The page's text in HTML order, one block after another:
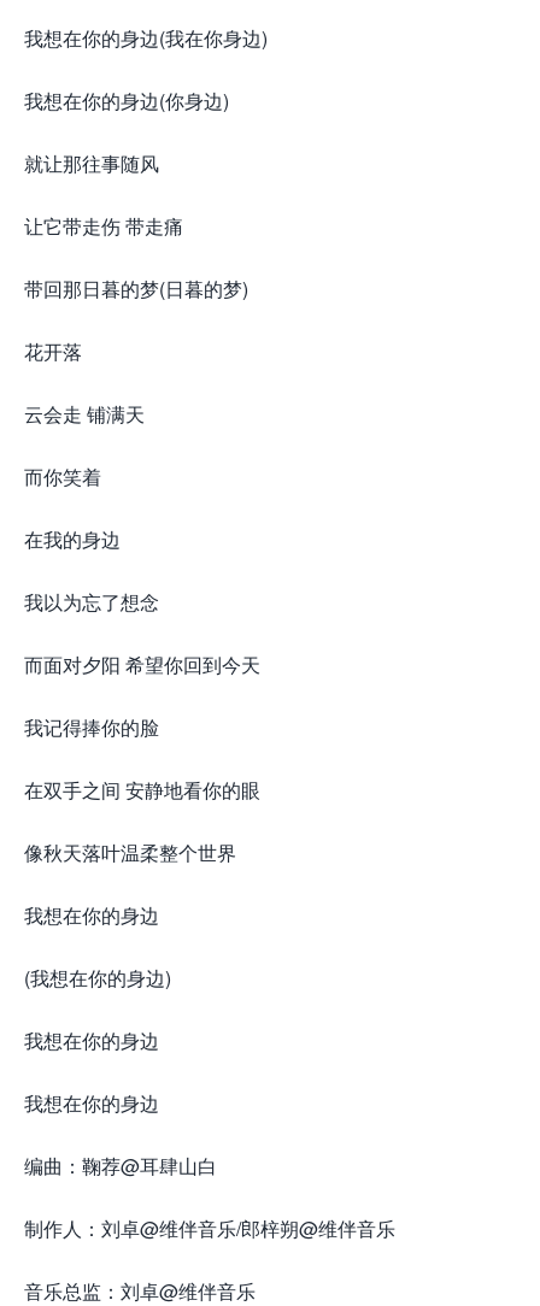
我想在你的身边(我在你身边)
我想在你的身边(你身边)
就让那往事随风
让它带走伤 带走痛
带回那日暮的梦(日暮的梦)
花开落
云会走 铺满天
而你笑着
在我的身边
我以为忘了想念
而面对夕阳 希望你回到今天
我记得捧你的脸
在双手之间 安静地看你的眼
像秋天落叶温柔整个世界
我想在你的身边
(我想在你的身边)
我想在你的身边
我想在你的身边
编曲：鞠荐@耳肆山白
制作人：刘卓@维伴音乐/郎梓朔@维伴音乐
音乐总监：刘卓@维伴音乐